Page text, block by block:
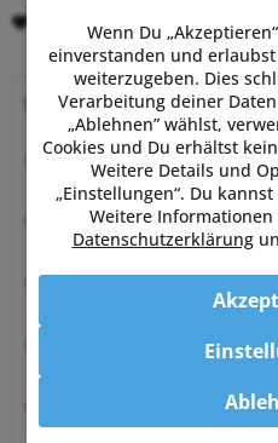
Merken Bewerten
Warum Powermetershop?
Beratung vom Experten
von Sportlern für Sportler
Hervorragende
99,6% zufriedene
30 Tage Money-Back-
entspannt shoppen
Bestpreisgarantie
bei Zahlung per Vorkasse
Wenn Du
einverstanden und
weiterzugeben. Dies
Verarbeitung deiner
„Ablehnen” wählst,
Cookies und Du erhältst
Weitere Details und
„Einstellungen“. Du
Weitere
Datenschutzerklärung